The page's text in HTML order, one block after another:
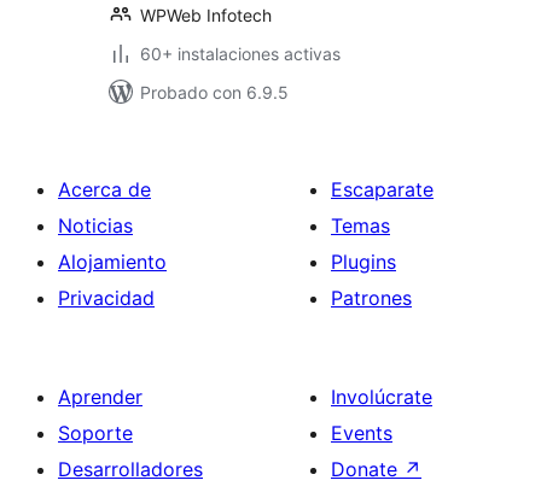
WPWeb Infotech
60+ instalaciones activas
Probado con 6.9.5
Acerca de
Noticias
Alojamiento
Privacidad
Escaparate
Temas
Plugins
Patrones
Aprender
Soporte
Desarrolladores
Involúcrate
Events
Donate ↗